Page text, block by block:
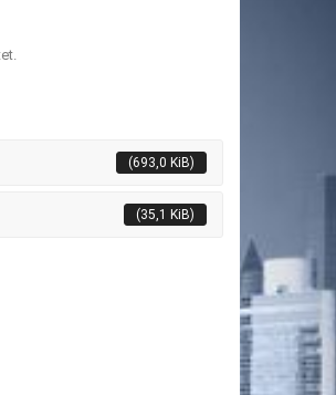
(693,0 KiB)
(35,1 KiB)